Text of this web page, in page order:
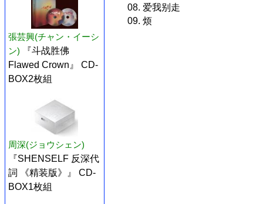
張芸興(チャン・イーシ
ン)
『斗战胜佛
Flawed Crown』 CD-
BOX2枚組
周深(ジョウシェン)
『SHENSELF 反深代
詞 《精装版》』 CD-
BOX1枚組
08. 爱我别走
09. 烦